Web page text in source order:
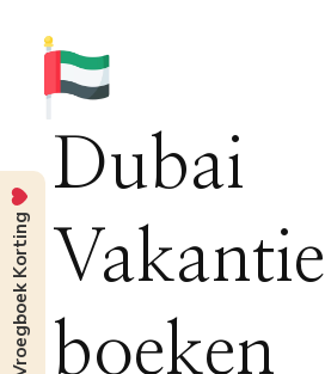
Dubai
Vakantie
boeken
Vroegboek Korting